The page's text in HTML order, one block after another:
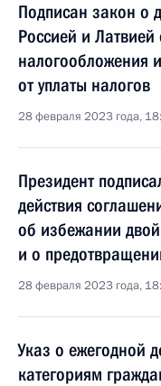
Подписан закон о
Россией и
налогообложения
от уплаты налогов
28 февраля 2023 года,
Президент
действия
об избежании
и о
28 февраля 2023 года,
Указ о ежегодной
категориям